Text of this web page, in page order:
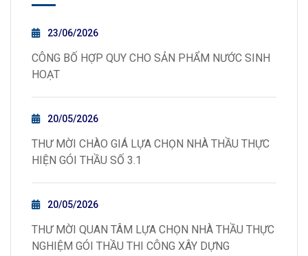
23/06/2026
CÔNG BỐ HỢP QUY CHO SẢN PHẨM NƯỚC SINH
HOẠT
20/05/2026
THƯ MỜI CHÀO GIÁ LỰA CHỌN NHÀ THẦU THỰC
HIỆN GÓI THẦU SỐ 3.1
20/05/2026
THƯ MỜI QUAN TÂM LỰA CHỌN NHÀ THẦU THỰC
NGHIỆM GÓI THẦU THI CÔNG XÂY DỰNG